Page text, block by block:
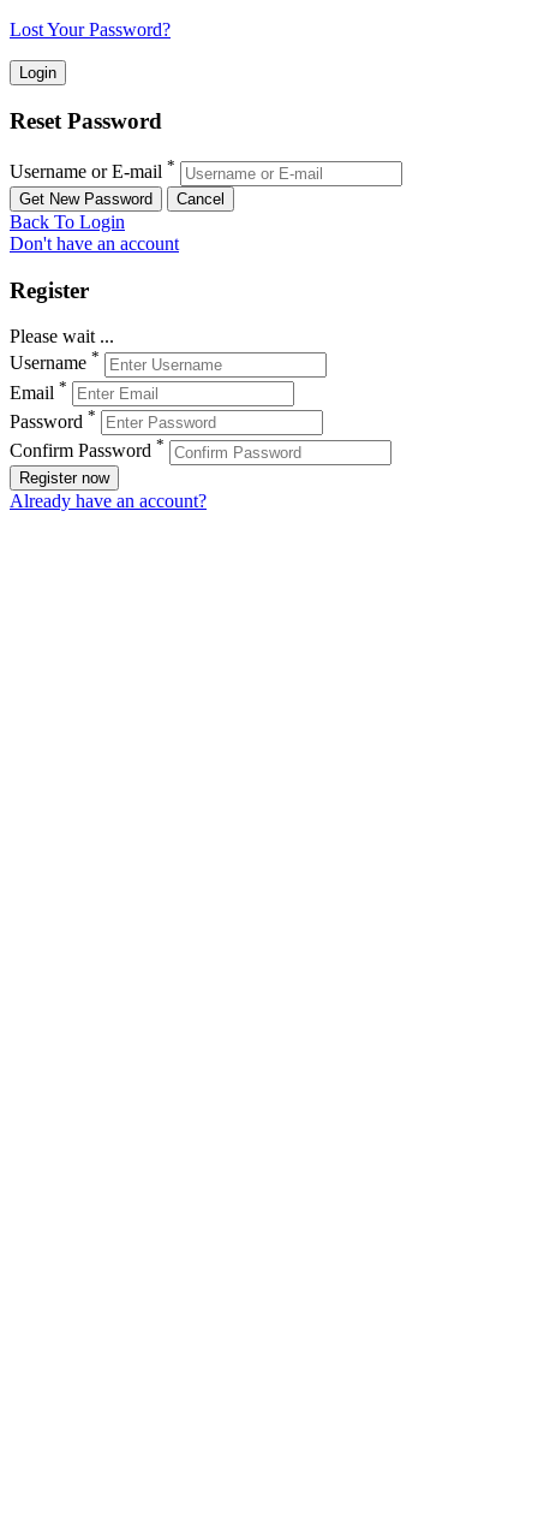
Lost Your Password?
Reset Password
Username or E-mail *
Back To Login
Don't have an account
Register
Please wait ...
Username *
Email *
Password *
Confirm Password *
Register now
Already have an account?